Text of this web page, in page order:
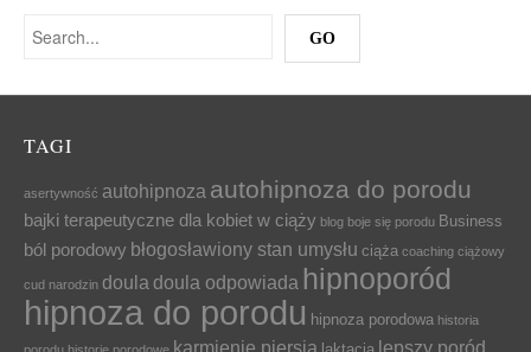
TAGI
asertywność autohipnoza autohipnoza do porodu
bajki terapeutyczne dla kobiet w ciąży blog boje się porodu Business
ból porodowy błogosławiony stan umysłu ciąża coaching ciążowy
cud narodzin doula doula odpowiada hipnoporód
hipnoza do porodu hipnoza porodowa historia
karmienie piersią lepszy poród